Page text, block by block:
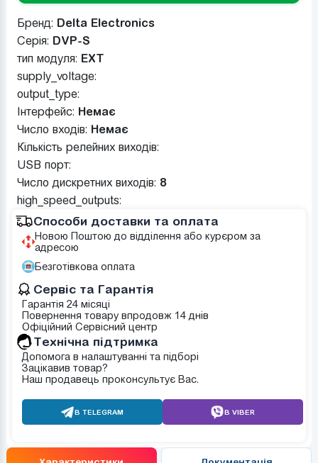
Бренд: Delta Electronics
Серія: DVP-S
тип модуля: EXT
supply_voltage:
output_type:
Інтерфейс: Немає
Число входів: Немає
Кількість релейних виходів:
USB порт:
Число дискретних виходів: 8
high_speed_outputs:
Способи доставки та оплата
Новою Поштою до відділення або курєром за
адресою
Безготівкова оплата
Сервіс та Гарантія
Гарантія 24 місяці
Повернення товару впродовж 14 днів
Офіційний Сервісний центр
Tехнічна підтримка
Допомога в налаштуванні та підборі
Зацікавив товар?
Наш продавець проконсультує Вас.
В TELEGRAM В VIBER